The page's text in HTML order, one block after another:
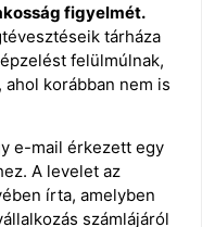
figyelmét.
tárháza
felülmúlnak,
korábban nem is
e-mail érkezett egy
A levelet az
írta, amelyben
számlájáról